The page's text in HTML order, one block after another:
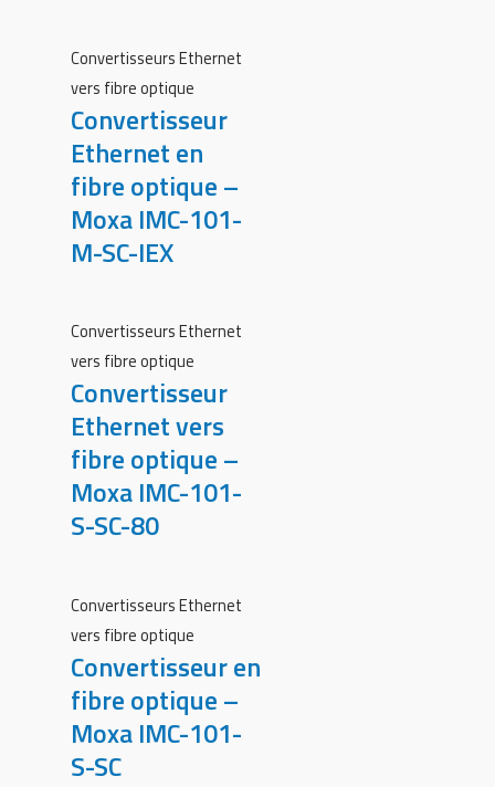
Convertisseurs Ethernet
vers fibre optique
Convertisseur
Ethernet en
fibre optique –
Moxa IMC-101-
M-SC-IEX
Convertisseurs Ethernet
vers fibre optique
Convertisseur
Ethernet vers
fibre optique –
Moxa IMC-101-
S-SC-80
Convertisseurs Ethernet
vers fibre optique
Convertisseur en
fibre optique –
Moxa IMC-101-
S-SC